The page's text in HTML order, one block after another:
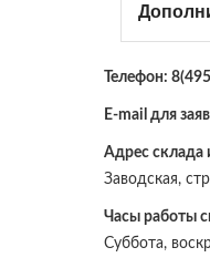
Телефон:
E-mail для
Адрес склада
Заводская,
Часы работы
Суббота,